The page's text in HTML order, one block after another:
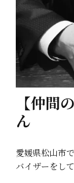
【仲間
ん
愛媛県松山市
バイザーをして